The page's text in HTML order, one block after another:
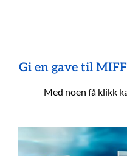
Gi en gave til
Med noen få klikk